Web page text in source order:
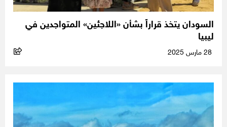
السودان يتخذ قراراً بشأن «اللاجئين» المتواجدين في
ليبيا